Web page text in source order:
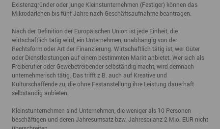
Existenzgründer oder junge Kleinstunternehmen (Festiger) können das
Mikrodarlehen bis fünf Jahre nach Geschäftsaufnahme beantragen.
Nach der Definition der Europäischen Union ist jede Einheit, die
wirtschaftlich tätig wird, ein Unternehmen, unabhängig von der
Rechtsform oder Art der Finanzierung. Wirtschaftlich tätig ist, wer Güter
oder Dienstleistungen auf einem bestimmten Markt anbietet. Wer sich als
Freiberufler oder Gewebetreibender selbständig macht, wird demnach
unternehmerisch tätig. Das trifft z.B. auch auf Kreative und
Kulturschaffende zu, die ohne Festanstellung ihre Leistung dauerhaft
selbständig anbieten.
Kleinstunternehmen sind Unternehmen, die weniger als 10 Personen
beschäftigen und deren Jahresumsatz bzw. Jahresbilanz 2 Mio. EUR nicht